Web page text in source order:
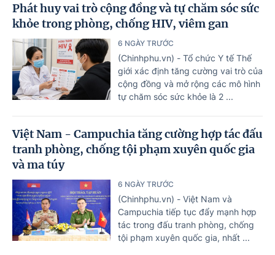
Phát huy vai trò cộng đồng và tự chăm sóc sức
khỏe trong phòng, chống HIV, viêm gan
6 NGÀY TRƯỚC
(Chinhphu.vn) - Tổ chức Y tế Thế
giới xác định tăng cường vai trò của
cộng đồng và mở rộng các mô hình
tự chăm sóc sức khỏe là 2 ...
Việt Nam - Campuchia tăng cường hợp tác đấu
tranh phòng, chống tội phạm xuyên quốc gia
và ma túy
6 NGÀY TRƯỚC
(Chinhphu.vn) - Việt Nam và
Campuchia tiếp tục đẩy mạnh hợp
tác trong đấu tranh phòng, chống
tội phạm xuyên quốc gia, nhất ...